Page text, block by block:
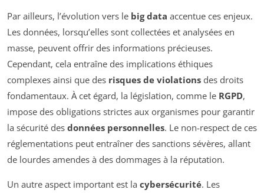
Par ailleurs, l’évolution vers le big data accentue ces enjeux.
Les données, lorsqu’elles sont collectées et analysées en
masse, peuvent offrir des informations précieuses.
Cependant, cela entraîne des implications éthiques
complexes ainsi que des risques de violations des droits
fondamentaux. À cet égard, la législation, comme le RGPD,
impose des obligations strictes aux organismes pour garantir
la sécurité des données personnelles. Le non-respect de ces
réglementations peut entraîner des sanctions sévères, allant
de lourdes amendes à des dommages à la réputation.
Un autre aspect important est la cybersécurité. Les